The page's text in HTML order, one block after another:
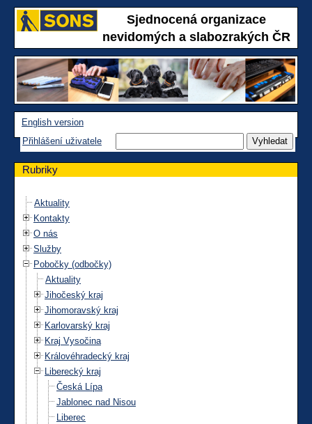
Sjednocená organizace
nevidomých a slabozrakých ČR
English version
Přihlášení uživatele
Rubriky
Aktuality
Kontakty
O nás
Služby
Pobočky (odbočky)
Aktuality
Jihočeský kraj
Jihomoravský kraj
Karlovarský kraj
Kraj Vysočina
Královéhradecký kraj
Liberecký kraj
Česká Lípa
Jablonec nad Nisou
Liberec